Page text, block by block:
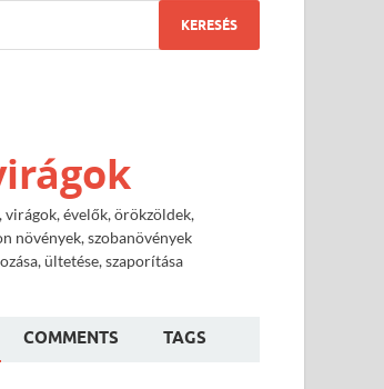
évelők, örökzöldek,
növények, szobanövények
ültetése, szaporítása
COMMENTS TAGS